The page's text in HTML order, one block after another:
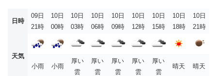
日時
09日
21時
10日
00時
10日
03時
10日
06時
10日
09時
10日
12時
10日
15時
10日
18時
10日
21時
天気
小雨
小雨
厚い
雲
厚い
雲
厚い
雲
厚い
雲
厚い
雲
晴天 晴天